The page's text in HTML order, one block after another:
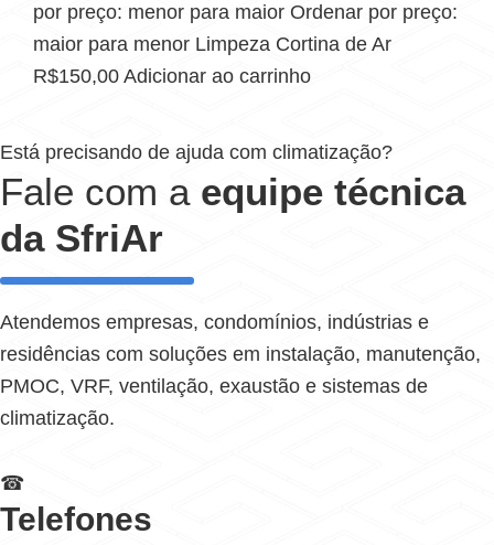
por preço: menor para maior Ordenar por preço:
maior para menor Limpeza Cortina de Ar
R$150,00 Adicionar ao carrinho
Está precisando de ajuda com climatização?
Fale com a equipe técnica
da SfriAr
Atendemos empresas, condomínios, indústrias e
residências com soluções em instalação, manutenção,
PMOC, VRF, ventilação, exaustão e sistemas de
climatização.
☎
Telefones